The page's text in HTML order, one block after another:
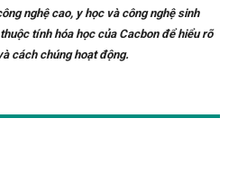
nghệ cao, y học và công nghệ sinh
tính hóa học của Cacbon để hiểu rõ
cách chúng hoạt động.